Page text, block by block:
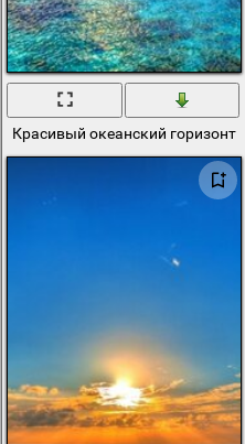
Красивый океанский горизонт